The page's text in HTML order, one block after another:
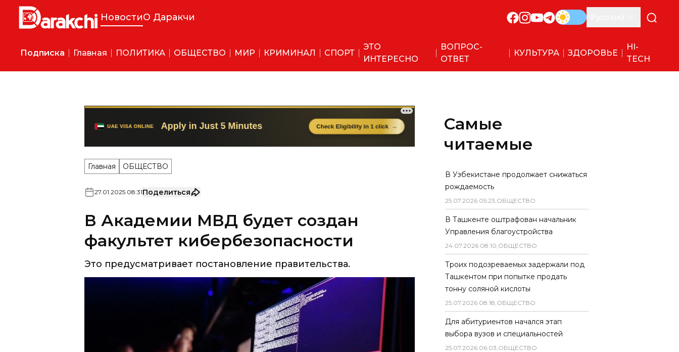
НовостиО Даракчи
Подписка Главная ПОЛИТИКА ОБЩЕСТВО МИР КРИМИНАЛ СПОРТ
ЭТО
ИНТЕРЕСНО
ВОПРОС-
ОТВЕТ
КУЛЬТУРА ЗДОРОВЬЕ
HI-
TECH
Главная ОБЩЕСТВО
27 01 2025 08:31Поделиться
В Академии МВД будет создан
факультет кибербезопасности
Это предусматривает постановление правительства.
Самые
читаемые
В Узбекистане продолжает снижаться
рождаемость
25.07.2026 05:23,ОБЩЕСТВО
В Ташкенте оштрафован начальник
Управления благоустройства
24.07.2026 08:10,ОБЩЕСТВО
Троих подозреваемых задержали под
Ташкентом при попытке продать
тонну соляной кислоты
25.07.2026 08:18,ОБЩЕСТВО
Для абитуриентов начался этап
выбора вузов и специальностей
25.07.2026 06:03,ОБЩЕСТВО